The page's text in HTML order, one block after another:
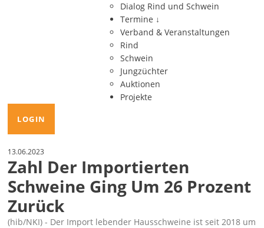
Dialog Rind und Schwein
Termine ↓
Verband & Veranstaltungen
Rind
Schwein
Jungzüchter
Auktionen
Projekte
LOGIN
13.06.2023
Zahl Der Importierten
Schweine Ging Um 26 Prozent
Zurück
(hib/NKI) - Der Import lebender Hausschweine ist seit 2018 um